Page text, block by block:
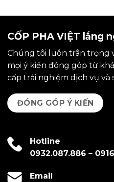
CỐP PHA VIỆT lắng
Chúng tôi luôn trân trọng
mọi ý kiến đóng góp từ
cấp trải nghiệm dịch vụ và
ĐÓNG GÓP Ý KIẾN
Hotline
0932.087.886 –
Email